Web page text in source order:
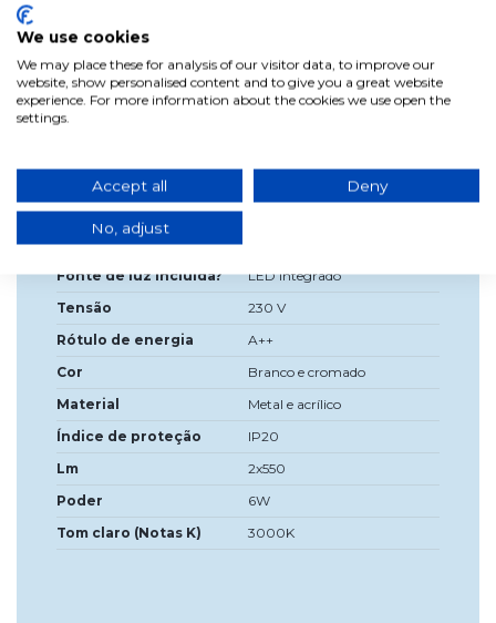
botão embutido on/off.
Largura
Alta
Profundidade
Fonte de luz incluída?
LED integrado
Tensão
230 V
Rótulo de energia
A++
Cor
Branco e cromado
Material
Metal e acrílico
Índice de proteção
IP20
Lm
2x550
Poder
6W
Tom claro (Notas K)
3000K
We use cookies
We may place these for analysis of our visitor data, to improve our
website, show personalised content and to give you a great website
experience. For more information about the cookies we use open the
settings.
Accept all Deny
No, adjust